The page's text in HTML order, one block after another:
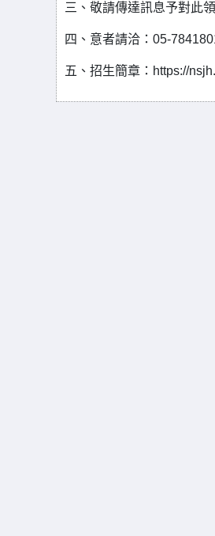
三、敬請傳達訊息予對此
四、意者請洽：05-
五、招生簡章：https://